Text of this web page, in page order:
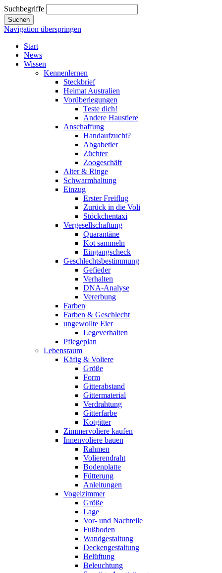
Suchbegriffe
Suchen
Navigation überspringen
Start
News
Wissen
Kennenlernen
Steckbrief
Heimat Australien
Vorüberlegungen
Teste dich!
Andere Haustiere
Anschaffung
Handaufzucht?
Abgabetier
Züchter
Zoogeschäft
Alter & Ringe
Schwarmhaltung
Einzug
Erster Freiflug
Zurück in die Voli
Stöckchentaxi
Vergesellschaftung
Quarantäne
Kot sammeln
Eingangscheck
Geschlechtsbestimmung
Gefieder
Verhalten
DNA-Analyse
Vererbung
Farben
Farben & Geschlecht
ungewollte Eier
Legeverhalten
Pflegeplan
Lebensraum
Käfig & Voliere
Größe
Form
Gitterabstand
Gittermaterial
Verdrahtung
Gitterfarbe
Kotgitter
Zimmervoliere kaufen
Innenvoliere bauen
Rahmen
Volierendraht
Bodenplatte
Fütterung
Anleitungen
Vogelzimmer
Größe
Lage
Vor- und Nachteile
Fußboden
Wandgestaltung
Deckengestaltung
Belüftung
Beleuchtung